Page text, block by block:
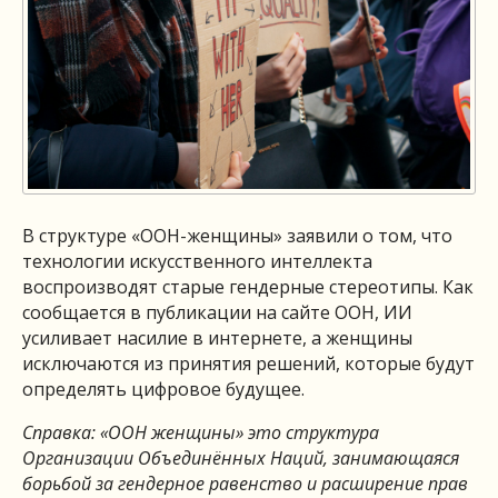
В структуре «ООН-женщины» заявили о том, что
технологии искусственного интеллекта
воспроизводят старые гендерные стереотипы. Как
сообщается в публикации на сайте ООН, ИИ
усиливает насилие в интернете, а женщины
исключаются из принятия решений, которые будут
определять цифровое будущее.
Справка: «ООН женщины» это структура
Организации Объединённых Наций, занимающаяся
борьбой за гендерное равенство и расширение прав